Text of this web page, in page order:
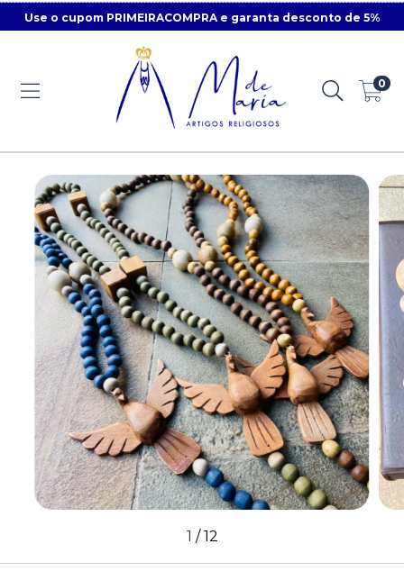
Use o cupom PRIMEIRACOMPRA e garanta desconto de 5%
0
1 /12